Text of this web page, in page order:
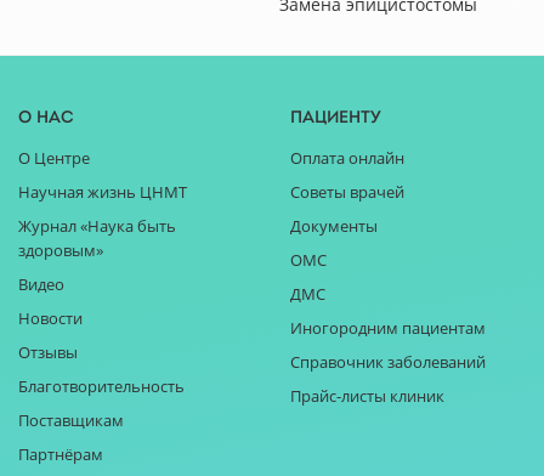
О нас
О Центре
Научная жизнь ЦНМТ
Журнал «Наука быть
здоровым»
Видео
Новости
Отзывы
Благотворительность
Поставщикам
Партнёрам
Пациенту
Оплата онлайн
Советы врачей
Документы
ОМС
ДМС
Иногородним пациентам
Справочник заболеваний
Прайс-листы клиник